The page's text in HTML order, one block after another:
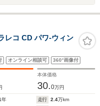
コ CD パワ-ウィン
オンライン相談可 360°画像付
本体価格
30.0万円
年 走行 2.4万km